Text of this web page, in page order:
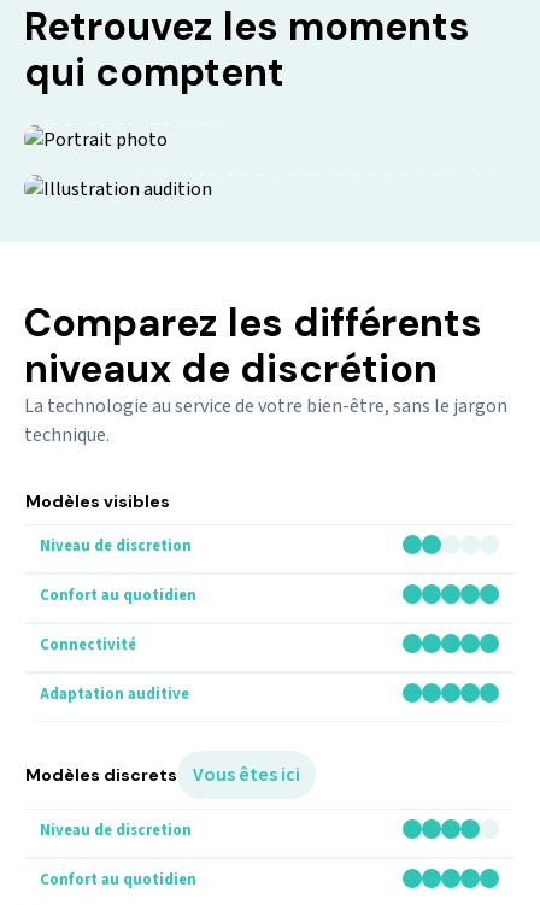
Retrouvez les moments
qui comptent
Comparez les différents
niveaux de discrétion
La technologie au service de votre bien-être, sans le jargon
technique.
Modèles visibles
Modèles discrets Vous êtes ici